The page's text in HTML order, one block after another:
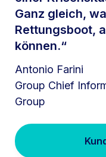
Ganz gleich,
Rettungsboot,
können.“
Antonio Farini
Group Chief
Group